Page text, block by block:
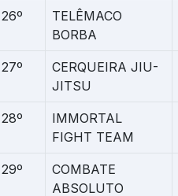
26º
TELÊMACO
BORBA
27º
CERQUEIRA JIU-
JITSU
28º
IMMORTAL
FIGHT TEAM
29º
COMBATE
ABSOLUTO